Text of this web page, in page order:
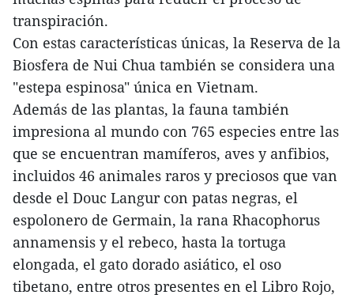
transpiración.
Con estas características únicas, la Reserva de la
Biosfera de Nui Chua también se considera una
"estepa espinosa" única en Vietnam.
Además de las plantas, la fauna también
impresiona al mundo con 765 especies entre las
que se encuentran mamíferos, aves y anfibios,
incluidos 46 animales raros y preciosos que van
desde el Douc Langur con patas negras, el
espolonero de Germain, la rana Rhacophorus
annamensis y el rebeco, hasta la tortuga
elongada, el gato dorado asiático, el oso
tibetano, entre otros presentes en el Libro Rojo,